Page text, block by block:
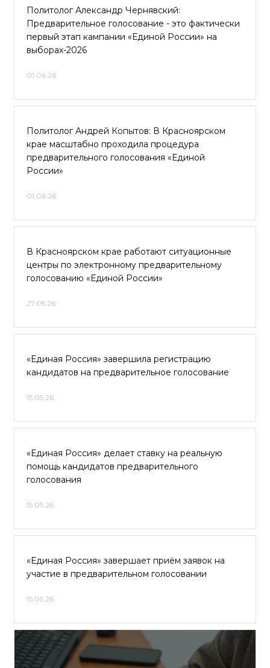
Политолог Александр Чернявский:
Предварительное голосование - это фактически
первый этап кампании «Единой России» на
выборах-2026
01.06.26
Политолог Андрей Копытов: В Красноярском
крае масштабно проходила процедура
предварительного голосования «Единой
России»
01.06.26
В Красноярском крае работают ситуационные
центры по электронному предварительному
голосованию «Единой России»
27.05.26
«Единая Россия» завершила регистрацию
кандидатов на предварительное голосование
15.05.26
«Единая Россия» делает ставку на реальную
помощь кандидатов предварительного
голосования
15.05.26
«Единая Россия» завершает приём заявок на
участие в предварительном голосовании
15.05.26